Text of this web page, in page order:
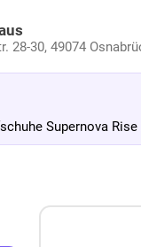
28-30,49074
Supernova Rise